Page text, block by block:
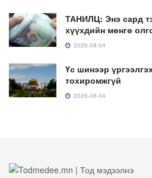
ТАНИЛЦ: Энэ сард
хүүхдийн мөнгө
2026-08-04
Үс шинээр
тохиромжгүй
2026-08-04